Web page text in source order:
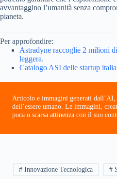
avvantaggino l’umanità senza
pianeta.
Per approfondire:
Astradyne raccoglie 2 milioni
leggera.
Catalogo ASI delle startup
Articolo e immagini generati dall’AI,
dell’essere umano. Le immagini,
poca o scarsa attinenza con il suo
# Innovazione Tecnologica #